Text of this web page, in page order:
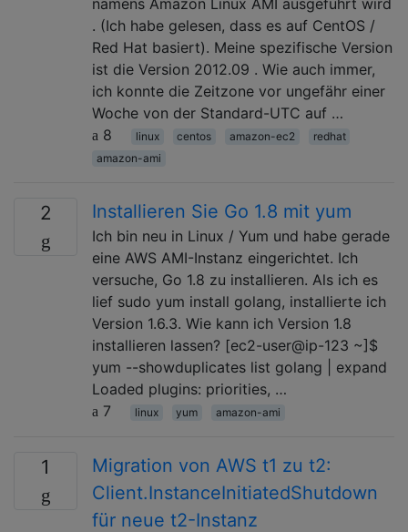
. (Ich habe gelesen, dass es auf CentOS /
Red Hat basiert). Meine spezifische Version
ist die Version 2012.09 . Wie auch immer,
ich konnte die Zeitzone vor ungefähr einer
Woche von der Standard-UTC auf …
8
linux centos amazon-ec2
redhat
amazon-ami
2 Installieren Sie Go 1.8 mit yum
Ich bin neu in Linux / Yum und habe gerade
eine AWS AMI-Instanz eingerichtet. Ich
versuche, Go 1.8 zu installieren. Als ich es
lief sudo yum install golang, installierte ich
Version 1.6.3. Wie kann ich Version 1.8
installieren lassen? [ec2-user@ip-123 ~]$
yum --showduplicates list golang | expand
Loaded plugins: priorities, …
7
linux yum amazon-ami
1
Migration von AWS t1 zu t2:
Client.InstanceInitiatedShutdown
für neue t2-Instanz